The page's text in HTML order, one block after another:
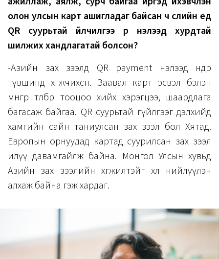
олон улсын карт ашигладаг байсан ч сүүлийн үед
QR суурьтай үйлчилгээ рүү нэлээд хурдтай
шилжих хандлагатай болсон?
-Азийн зах зээлд QR payment нэлээд өндөр
түвшинд хөгжчихсөн. Заавал карт эсвэл бэлэн
мөнгөөр төлбөр тооцоо хийх хэрэгцээ, шаардлага
багасаж байгаа. QR суурьтай гүйлгээг дэлхийд
хамгийн сайн таниулсан зах зээл бол Хятад.
Европын орнуудад картад суурилсан зах зээл
илүү давамгайлж байна. Монгол Улсын хувьд
Азийн зах зээлийн хөгжилтэйгөө хөл нийлүүлэн
алхаж байна гэж хардаг.